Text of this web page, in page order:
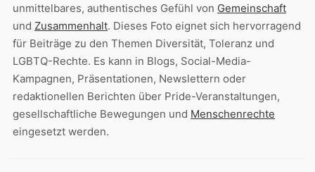
unmittelbares, authentisches Gefühl von Gemeinschaft
und Zusammenhalt. Dieses Foto eignet sich hervorragend
für Beiträge zu den Themen Diversität, Toleranz und
LGBTQ-Rechte. Es kann in Blogs, Social-Media-
Kampagnen, Präsentationen, Newslettern oder
redaktionellen Berichten über Pride-Veranstaltungen,
gesellschaftliche Bewegungen und Menschenrechte
eingesetzt werden.